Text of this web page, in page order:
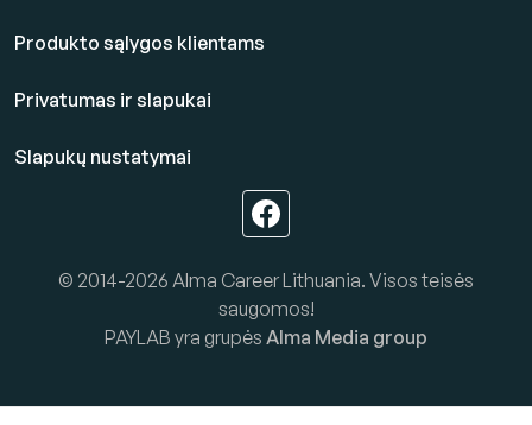
Produkto sąlygos klientams
Privatumas ir slapukai
Slapukų nustatymai
© 2014-2026 Alma Career Lithuania. Visos teisės
saugomos!
PAYLAB yra grupės Alma Media group